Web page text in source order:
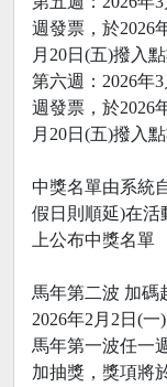
週發票，於2026
月20日(五)撥入
第六週：2026年
週發票，於2026
月20日(五)撥入
中獎名單由系統
假日則順延)在活
上公布中獎名單
馬年第二波 加碼
2026年2月2日(
馬年第一波任一
加抽獎，獎項將